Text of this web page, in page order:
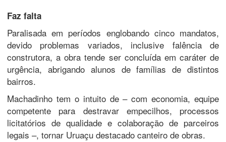
Faz falta
Paralisada em períodos englobando cinco mandatos,
devido problemas variados, inclusive falência de
construtora, a obra tende ser concluída em caráter de
urgência, abrigando alunos de famílias de distintos
bairros.
Machadinho tem o intuito de – com economia, equipe
competente para destravar empecilhos, processos
licitatórios de qualidade e colaboração de parceiros
legais –, tornar Uruaçu destacado canteiro de obras.